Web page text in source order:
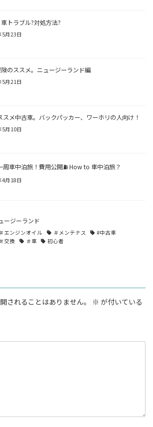
トラブル?対処方法?
5月23日
のススメ。ニュージーランド編
5月21日
スメ中古車。バックパッカー、ワーホリの人向け！
5月10日
周車中泊旅！費用公開⛽ How to 車中泊旅？
4月18日
ージーランド
＃エンジンオイル ＃メンテナス
#中古車
＃交換
＃車 初心者
されることはありません。 ※ が付いている